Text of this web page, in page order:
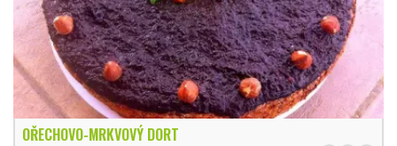
OŘECHOVO-MRKVOVÝ DORT